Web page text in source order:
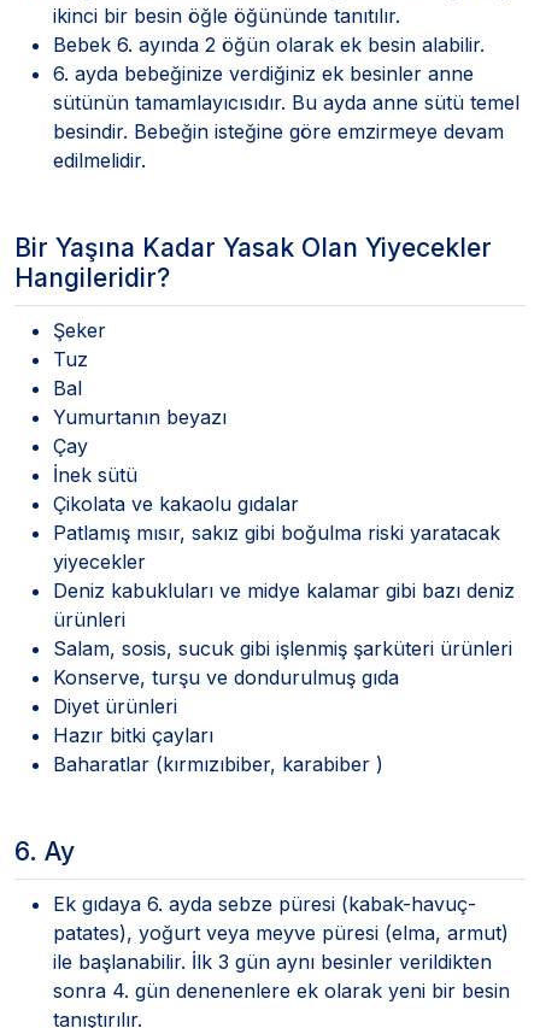
ikinci bir besin öğle öğününde tanıtılır.
Bebek 6. ayında 2 öğün olarak ek besin alabilir.
6. ayda bebeğinize verdiğiniz ek besinler anne
sütünün tamamlayıcısıdır. Bu ayda anne sütü temel
besindir. Bebeğin isteğine göre emzirmeye devam
edilmelidir.
Bir Yaşına Kadar Yasak Olan Yiyecekler
Hangileridir?
Şeker
Tuz
Bal
Yumurtanın beyazı
Çay
İnek sütü
Çikolata ve kakaolu gıdalar
Patlamış mısır, sakız gibi boğulma riski yaratacak
yiyecekler
Deniz kabukluları ve midye kalamar gibi bazı deniz
ürünleri
Salam, sosis, sucuk gibi işlenmiş şarküteri ürünleri
Konserve, turşu ve dondurulmuş gıda
Diyet ürünleri
Hazır bitki çayları
Baharatlar (kırmızıbiber, karabiber )
6. Ay
Ek gıdaya 6. ayda sebze püresi (kabak-havuç-
patates), yoğurt veya meyve püresi (elma, armut)
ile başlanabilir. İlk 3 gün aynı besinler verildikten
sonra 4. gün denenenlere ek olarak yeni bir besin
tanıştırılır.